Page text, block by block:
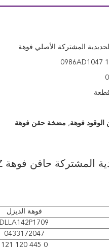
المشتركة الأصلي فوهة
فوهة, مضخة حقن فوهة
فوهة الديزل
DLLA142P1709
0433172047
0 445 120 121